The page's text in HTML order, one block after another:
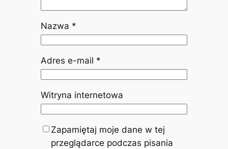
Nazwa *
Adres e-mail *
Witryna internetowa
Zapamiętaj moje dane w tej
przeglądarce podczas pisania